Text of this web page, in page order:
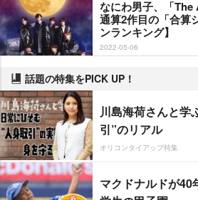
なにわ男子、「
通算2作目の「合算
ンランキング】
2022-05-06
話題の特集をPICK UP！
川島海荷さんと学
引”のリアル
オリコンタイアップ特集
マクドナルドが40